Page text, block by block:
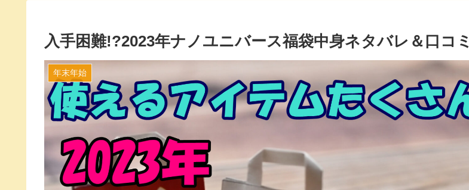
入手困難!?2023年ナノユニバース福袋中身ネタバレ＆口コミ
年末年始